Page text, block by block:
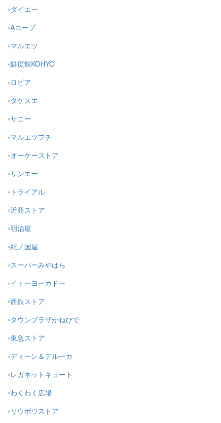
ダイエー
Aコープ
マルエツ
鮮度館KOHYO
ロピア
タケスエ
サニー
マルエツプチ
オーケーストア
サンエー
トライアル
近商ストア
明治屋
紀ノ国屋
スーパーみやはら
イトーヨーカドー
西鉄ストア
タウンプラザかねひで
東急ストア
ディーン＆デルーカ
レガネットキュート
わくわく広場
リウボウストア